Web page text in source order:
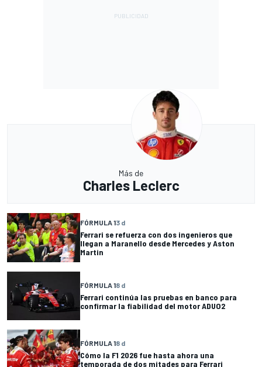
Más de
Charles Leclerc
FÓRMULA 13 d
Ferrari se refuerza con dos ingenieros que
llegan a Maranello desde Mercedes y Aston
Martin
FÓRMULA 18 d
Ferrari continúa las pruebas en banco para
confirmar la fiabilidad del motor ADUO2
FÓRMULA 18 d
Cómo la F1 2026 fue hasta ahora una
temporada de dos mitades para Ferrari